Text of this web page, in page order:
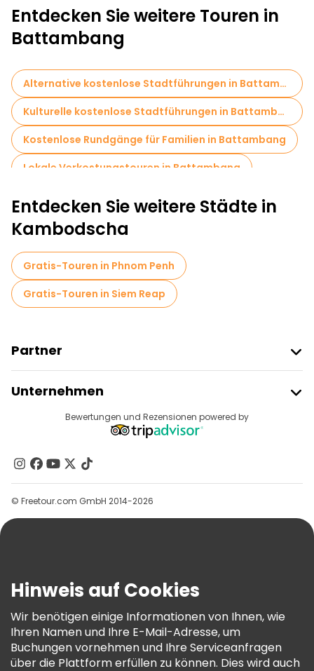
entdecken, ist die Teilnahme an einer kostenlosen Tour. Diese
Touren bieten ein intensives Erlebnis und führen die Besucher
zu den wichtigsten Sehenswürdigkeiten und versteckten
Juwelen der Stadt. Beginnen Sie Ihre Erkundungstour im
Märkte mit lokalen Produkten und Kunsthandwerk vorfinden. Die
kostenlose Tour umfasst auch Besuche wichtiger
Sehenswürdigkeiten wie des Wat Banon-Tempels, der für seine
beeindruckende Sammlung alter Khmer-Skulpturen berühmt
ist, und eine Fahrt mit dem Bambuszug, der eine einzigartige
und malerische Reise durch die Landschaft bietet.
Entdecken Sie weitere Touren in
Battambang
Alternative kostenlose Stadtführungen in Battambang
Kulturelle kostenlose Stadtführungen in Battambang
Kostenlose Rundgänge für Familien in Battambang
Lokale Verkostungstouren in Battambang
Kostenlose Tagesausflüge in Battambang
Entdecken Sie weitere Städte in
Kambodscha
Gratis-Touren in Phnom Penh
Gratis-Touren in Siem Reap
Partner
Anbieter-Anmeldung
Affiliate-Programm
Unternehmen
Reiseziele
Kontakt
Gruppen
Hilfe
AGB Und Rechtliches
Cookie-Richtlinie
Freetour Auszeichnungen
Treueprogramm
Bewertungen und Rezensionen powered by
© Freetour.com GmbH 2014-2026
Hinweis auf Cookies
Wir benötigen einige Informationen von Ihnen, wie
Ihren Namen und Ihre E-Mail-Adresse, um
Buchungen vornehmen und Ihre Serviceanfragen
über die Plattform erfüllen zu können. Dies wird auch